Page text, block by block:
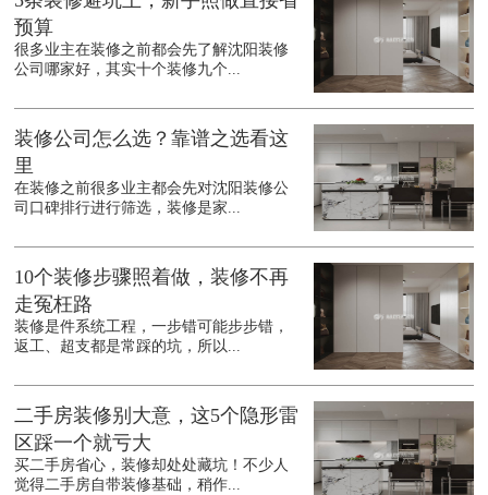
预算
很多业主在装修之前都会先了解沈阳装修
公司哪家好，其实十个装修九个...
装修公司怎么选？靠谱之选看这
里
在装修之前很多业主都会先对沈阳装修公
司口碑排行进行筛选，装修是家...
10个装修步骤照着做，装修不再
走冤枉路
装修是件系统工程，一步错可能步步错，
返工、超支都是常踩的坑，所以...
二手房装修别大意，这5个隐形雷
区踩一个就亏大
买二手房省心，装修却处处藏坑！不少人
觉得二手房自带装修基础，稍作...